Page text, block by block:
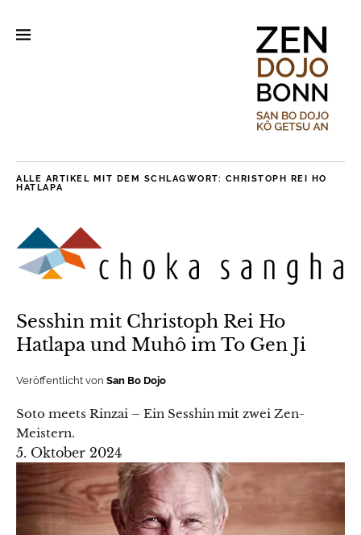
ALLE ARTIKEL MIT DEM SCHLAGWORT: CHRISTOPH REI HO
HATLAPA
Sesshin mit Christoph Rei Ho
Hatlapa und Muhô im To Gen Ji
Veröffentlicht von San Bo Dojo
Soto meets Rinzai – Ein Sesshin mit zwei Zen-
Meistern.
5. Oktober 2024